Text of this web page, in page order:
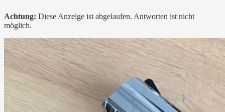
Achtung: Diese Anzeige ist abgelaufen. Antworten ist nicht
möglich.